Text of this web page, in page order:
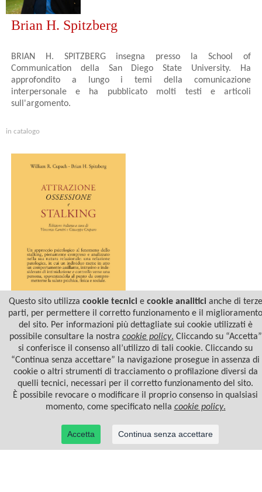
Brian H. Spitzberg
BRIAN H. SPITZBERG insegna presso la School of
Communication della San Diego State University. Ha
approfondito a lungo i temi della comunicazione
interpersonale e ha pubblicato molti testi e articoli
sull'argomento.
in catalogo
ATTRAZIONE,
OSSESSIONE E STALKING
Questo sito utilizza cookie tecnicie cookie analiticianche di terze
parti, per permettere il corretto funzionamento e il miglioramento
del sito. Per informazioni più dettagliate sui cookie utilizzati è
possibile consultare la nostra cookie policy. Cliccando su “Accetta”
si conferisce il consenso all’utilizzo di tali cookie. Cliccando su
“Continua senza accettare” la navigazione prosegue in assenza di
cookie o altri strumenti di tracciamento o profilazione diversi da
quelli tecnici, necessari per il corretto funzionamento del sito.
È possibile revocare o modificare il proprio consenso in qualsiasi
momento, come specificato nella cookie policy.
Accetta Continua senza accettare